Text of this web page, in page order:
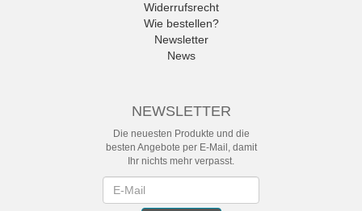
Widerrufsrecht
Wie bestellen?
Newsletter
News
NEWSLETTER
Die neuesten Produkte und die
besten Angebote per E-Mail, damit
Ihr nichts mehr verpasst.